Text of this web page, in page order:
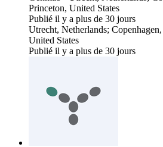
Princeton, United States
Publié il y a plus de 30 jours
Utrecht, Netherlands;
United States
Publié il y a plus de 30 jours